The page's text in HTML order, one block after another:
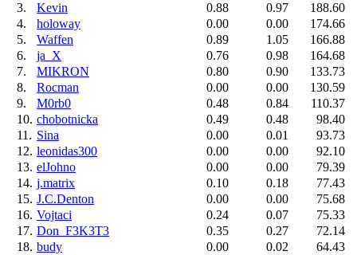
3.
Kevin 0.88 0.97
188.60
4.
holoway 0.00 0.00
174.66
5.
Waffen 0.89 1.05
166.88
6.
ja_X 0.76 0.98
164.68
7.
MIKRON 0.80 0.90
133.73
8.
Rocman 0.00 0.00
130.59
9.
M0rb0 0.48 0.84
110.37
10. chobotnicka 0.49 0.48
98.40
11. Sina 0.00 0.01
93.73
12. leonidas300 0.00 0.00
92.10
13. elJohno 0.00 0.00
79.39
14. j.matrix 0.10 0.18
77.43
15. J.C.Denton 0.00 0.00
75.68
16. Vojtaci 0.24 0.07
75.33
17. Don_F3K3T3 0.35 0.27
72.14
18. budy 0.00 0.02
64.43